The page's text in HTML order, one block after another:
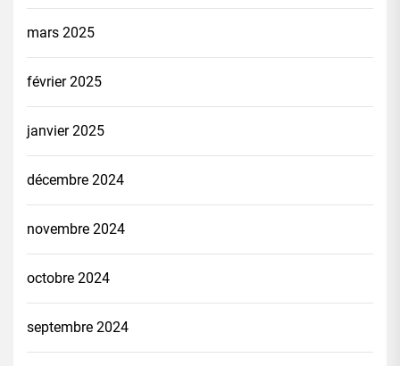
mars 2025
février 2025
janvier 2025
décembre 2024
novembre 2024
octobre 2024
septembre 2024